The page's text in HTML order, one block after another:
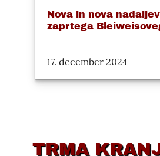
Nova in nova
zaprtega
17. december 2024
TRMA